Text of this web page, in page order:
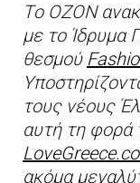
Tο ΟΖΟΝ
με το Ίδρυμα
θεσμού
τους νέους
αυτή τη φορά
ακόμα